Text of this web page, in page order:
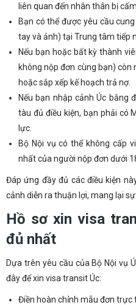
liên quan đến nhân thân bị
Bạn có thể được yêu cầu
tay và ảnh) tại Trung tâm tiếp
Nếu bạn hoặc bất kỳ thành
không nộp đơn cùng bạn) còn
hoặc sắp xếp kế hoạch trả nợ.
Nếu bạn nhập cảnh Úc bằng
tàu đủ điều kiện, bạn phải có
lực.
Bộ Nội vụ có thể không cấp
nhất của người nộp đơn dưới
Đáp ứng đầy đủ các điều kiện
cảnh diễn ra thuận lợi, mang lại
Hồ sơ xin visa
đủ nhất
Dựa trên yêu cầu của Bộ Nội vụ
đây để xin visa transit Úc:
Điền hoàn chỉnh mẫu đơn trực